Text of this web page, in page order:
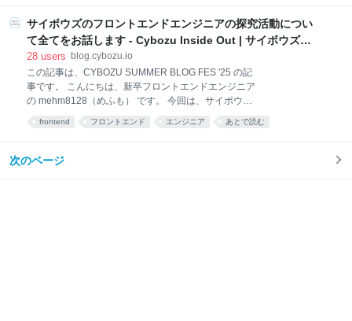
告書を受領しました。以降も毎年報告書の更新をする
ために、継続的な評価および運用改善に取り組んでい
ます。 サイボウズはこれまで、ISMSやISMAPなどの
し、グローバル市場ではSOC2の認知度が圧倒的に高
く、kintone.comのグローバル展開において重要な役割
を果たします。 SOCはより厳格なセキュリティ基準が
求められ、取得までおよそ2年もの期間を要しまし
サイボウズのフロントエンドエンジニアの探究活動につい
て全てをお話します - Cybozu Inside Out | サイボウズエ
ンジニアのブログ
28 users blog.cybozu.io
この記事は、CYBOZU SUMMER BLOG FES '25 の記
事です。 こんにちは、新卒フロントエンドエンジニア
の mehm8128（めふも） です。 今回は、サイボウズ
のフロントエンドエンジニアが普段どのような探究活
動をしているか、まとめてみました。 本記事は以下の
エンド探求共有会 探究活動についてインタビュー結果
frontend フロントエンド エンジニア あとで読む
次のページ